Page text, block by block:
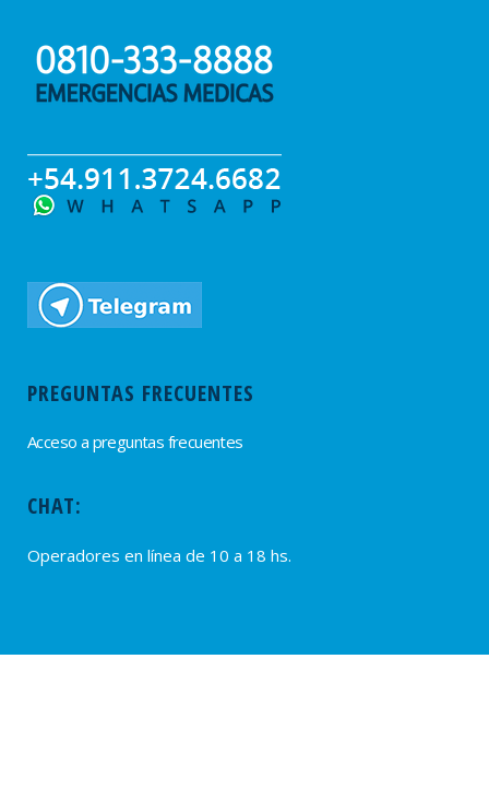
PREGUNTAS FRECUENTES
Acceso a preguntas frecuentes
CHAT:
Operadores en línea de 10 a 18 hs.
PROVEEDORES